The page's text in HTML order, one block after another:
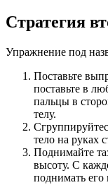
Стратегия
Упражнение под
Поставьте
поставьте в
пальцы в
телу.
тело на руках
Поднимайте
высоту. С
поднимать